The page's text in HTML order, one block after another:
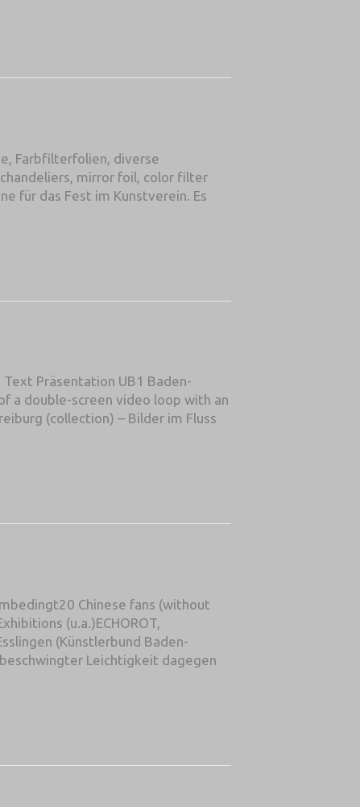
Farbfilterfolien, diverse
mirror foil, color filter
für das Fest im Kunstverein. Es
Präsentation UB1 Baden-
a double-screen video loop with an
(collection) – Bilder im Fluss
Chinese fans (without
(u.a.)ECHOROT,
(Künstlerbund Baden-
Leichtigkeit dagegen